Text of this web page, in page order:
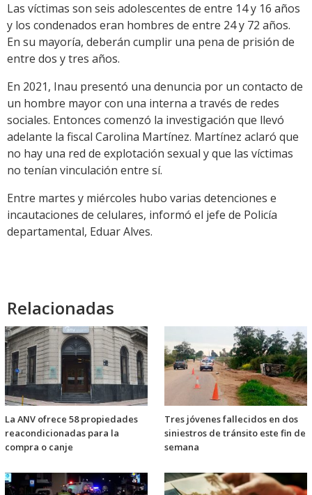
Las víctimas son seis adolescentes de entre 14 y 16 años
y los condenados eran hombres de entre 24 y 72 años.
En su mayoría, deberán cumplir una pena de prisión de
entre dos y tres años.
En 2021, Inau presentó una denuncia por un contacto de
un hombre mayor con una interna a través de redes
sociales. Entonces comenzó la investigación que llevó
adelante la fiscal Carolina Martínez. Martínez aclaró que
no hay una red de explotación sexual y que las víctimas
no tenían vinculación entre sí.
Entre martes y miércoles hubo varias detenciones e
incautaciones de celulares, informó el jefe de Policía
departamental, Eduar Alves.
Relacionadas
La ANV ofrece 58 propiedades
reacondicionadas para la
compra o canje
Tres jóvenes fallecidos en dos
siniestros de tránsito este fin de
semana